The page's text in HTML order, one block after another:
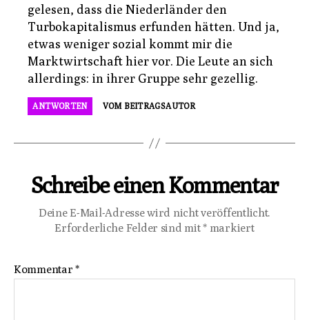
gelesen, dass die Niederländer den
Turbokapitalismus erfunden hätten. Und ja,
etwas weniger sozial kommt mir die
Marktwirtschaft hier vor. Die Leute an sich
allerdings: in ihrer Gruppe sehr gezellig.
ANTWORTEN VOM BEITRAGSAUTOR
Schreibe einen Kommentar
Deine E-Mail-Adresse wird nicht veröffentlicht.
Erforderliche Felder sind mit* markiert
Kommentar*